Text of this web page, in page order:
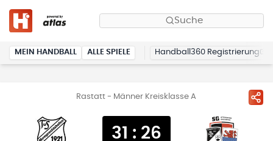
Suche
MEIN HANDBALL ALLE SPIELE Handball360 Registrierung
Rastatt - Männer Kreisklasse A
31 : 26